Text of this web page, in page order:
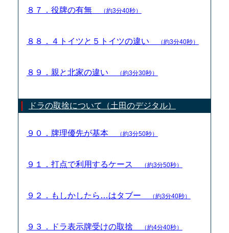
８７．役牌の有無 （約3分40秒）
８８．４トイツと５トイツの違い （約3分40秒）
８９．親と北家の違い （約3分30秒）
ドラの取捨について（土田のデジタル）
９０．牌理優先が基本 （約3分50秒）
９１．打点で利用するケース （約3分50秒）
９２．もしかしたら…はタブー （約3分40秒）
９３．ドラ表示牌受けの取捨 （約4分40秒）